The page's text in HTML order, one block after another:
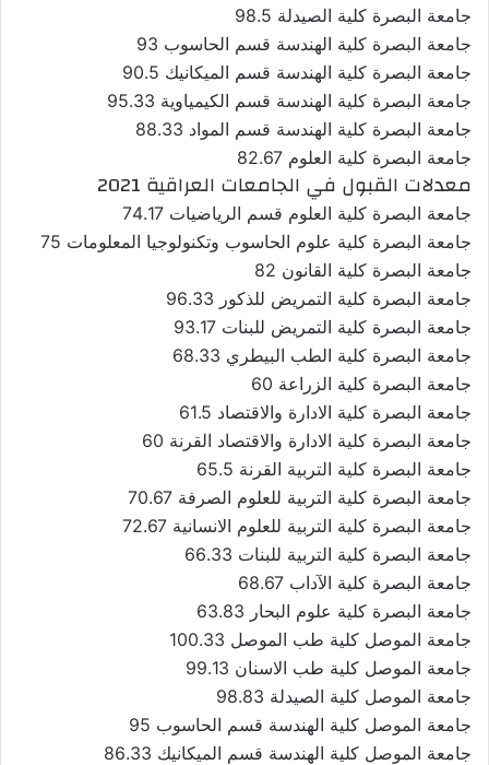
جامعة البصرة كلية الصيدلة 98.5
جامعة البصرة كلية الهندسة قسم الحاسوب 93
جامعة البصرة كلية الهندسة قسم الميكانيك 90.5
جامعة البصرة كلية الهندسة قسم الكيمياوية 95.33
جامعة البصرة كلية الهندسة قسم المواد 88.33
جامعة البصرة كلية العلوم 82.67
معدلات القبول في الجامعات العراقية 2021
جامعة البصرة كلية العلوم قسم الرياضيات 74.17
جامعة البصرة كلية علوم الحاسوب وتكنولوجيا المعلومات 75
جامعة البصرة كلية القانون 82
جامعة البصرة كلية التمريض للذكور 96.33
جامعة البصرة كلية التمريض للبنات 93.17
جامعة البصرة كلية الطب البيطري 68.33
جامعة البصرة كلية الزراعة 60
جامعة البصرة كلية الادارة والاقتصاد 61.5
جامعة البصرة كلية الادارة والاقتصاد القرنة 60
جامعة البصرة كلية التربية القرنة 65.5
جامعة البصرة كلية التربية للعلوم الصرفة 70.67
جامعة البصرة كلية التربية للعلوم الانسانية 72.67
جامعة البصرة كلية التربية للبنات 66.33
جامعة البصرة كلية الآداب 68.67
جامعة البصرة كلية علوم البحار 63.83
جامعة الموصل كلية طب الموصل 100.33
جامعة الموصل كلية طب الاسنان 99.13
جامعة الموصل كلية الصيدلة 98.83
جامعة الموصل كلية الهندسة قسم الحاسوب 95
جامعة الموصل كلية الهندسة قسم الميكانيك 86.33